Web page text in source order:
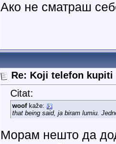
Ако не сматраш
Re: Koji telefon kupiti
Citat:
woofkaže:
that being said, ja biram lumiu.
Морам нешто да